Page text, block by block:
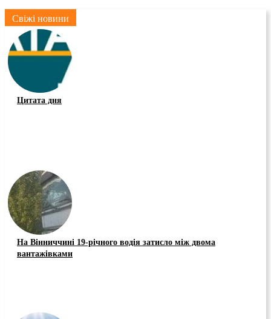
Свіжі новини
Цитата дня
На Вінниччині 19-річного водія затисло між двома
вантажівками